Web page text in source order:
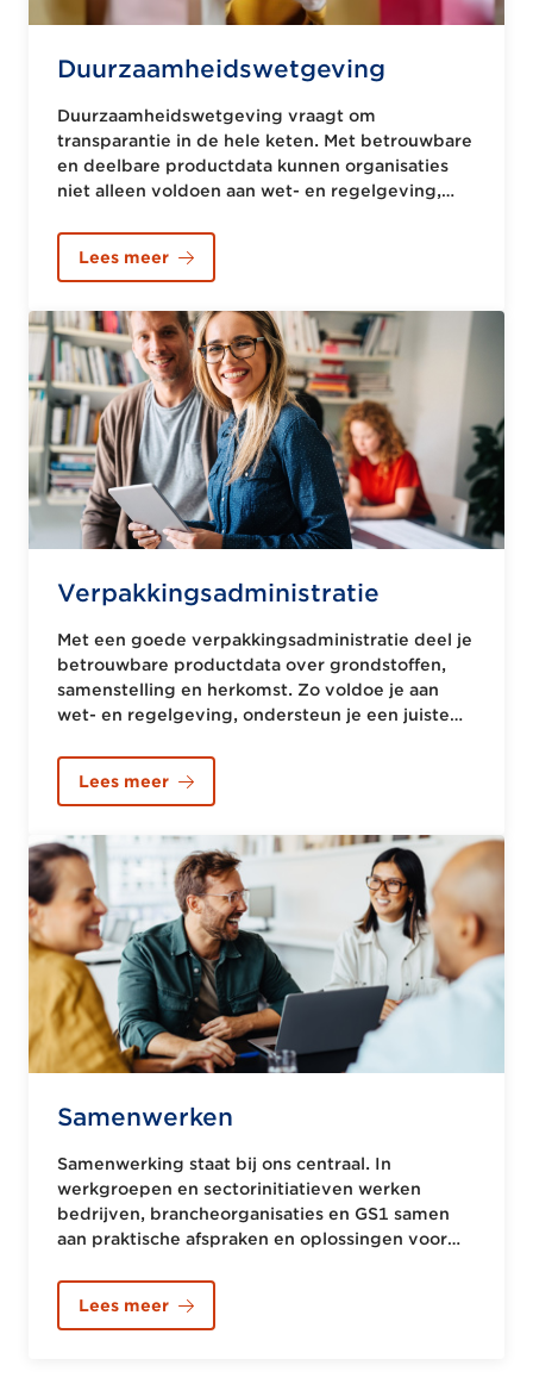
Duurzaamheidswetgeving
Duurzaamheidswetgeving vraagt om
transparantie in de hele keten. Met betrouwbare
en deelbare productdata kunnen organisaties
niet alleen voldoen aan wet- en regelgeving,
duurzaamheidsvraag van de consument.
Lees meer
Verpakkingsadministratie
Met een goede verpakkingsadministratie deel je
betrouwbare productdata over grondstoffen,
samenstelling en herkomst. Zo voldoe je aan
wet- en regelgeving, ondersteun je een juiste
hele keten.
Lees meer
Samenwerken
Samenwerking staat bij ons centraal. In
werkgroepen en sectorinitiatieven werken
bedrijven, brancheorganisaties en GS1 samen
aan praktische afspraken en oplossingen voor
organisaties vooruit.
Lees meer